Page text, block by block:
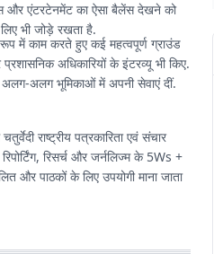
और एंटरटेनमेंट का ऐसा बैलेंस देखने को
भी जोड़े रखता है.
में काम करते हुए कई महत्वपूर्ण ग्राउंड
प्रशासनिक अधिकारियों के इंटरव्यू भी किए.
अलग-अलग भूमिकाओं में अपनी सेवाएं दीं.
राष्ट्रीय पत्रकारिता एवं संचार
रिसर्च और जर्नलिज्म के 5Ws +
और पाठकों के लिए उपयोगी माना जाता